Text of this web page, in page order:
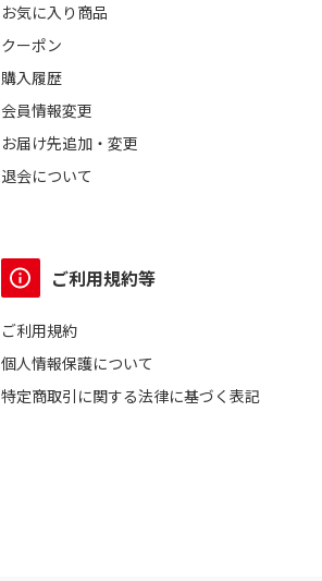
お気に入り商品
クーポン
購入履歴
会員情報変更
お届け先追加・変更
退会について
ご利用規約等
ご利用規約
個人情報保護について
特定商取引に関する法律に基づく表記